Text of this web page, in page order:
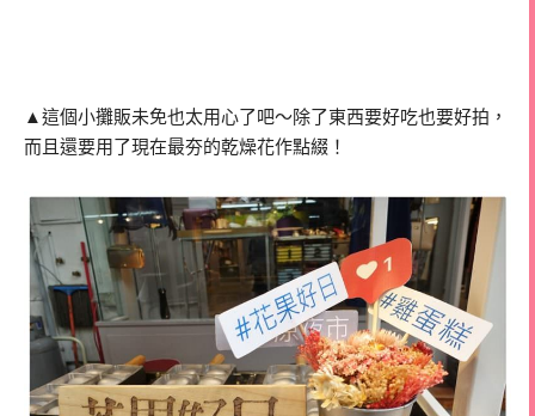
▲這個小攤販未免也太用心了吧～除了東西要好吃也要好拍，
而且還要用了現在最夯的乾燥花作點綴！